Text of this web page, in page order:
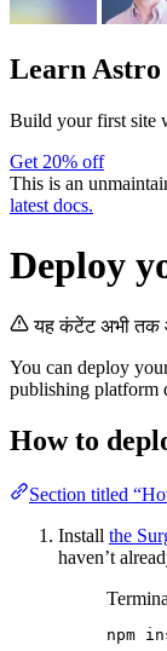
Learn Astro
Build your first site
Get 20% off
This is an
latest docs.
Deploy
यह कंटेंट अभी तक
You can deploy
publishing platform
How to
Section titled
Install the
haven’t
npm